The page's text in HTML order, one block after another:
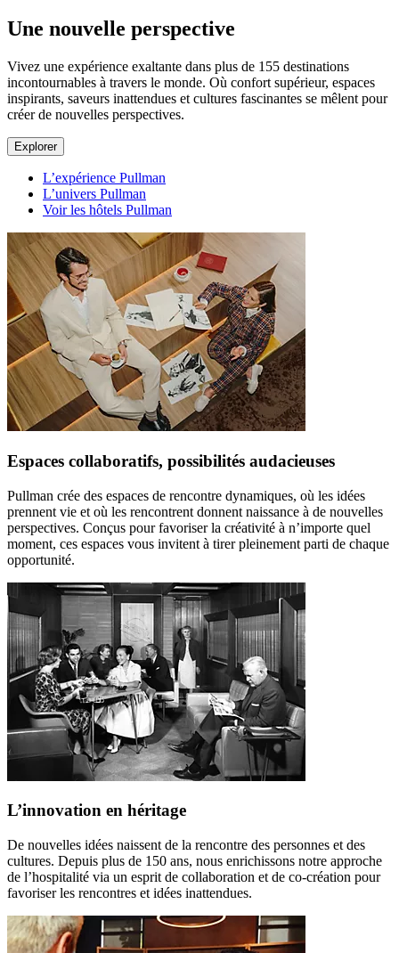
Une nouvelle perspective
Vivez une expérience exaltante dans plus de 155 destinations
incontournables à travers le monde. Où confort supérieur, espaces
inspirants, saveurs inattendues et cultures fascinantes se mêlent pour
créer de nouvelles perspectives.
Explorer
L’expérience Pullman
L’univers Pullman
Voir les hôtels Pullman
Espaces collaboratifs, possibilités audacieuses
Pullman crée des espaces de rencontre dynamiques, où les idées
prennent vie et où les rencontrent donnent naissance à de nouvelles
perspectives. Conçus pour favoriser la créativité à n’importe quel
moment, ces espaces vous invitent à tirer pleinement parti de chaque
opportunité.
L’innovation en héritage
De nouvelles idées naissent de la rencontre des personnes et des
cultures. Depuis plus de 150 ans, nous enrichissons notre approche
de l’hospitalité via un esprit de collaboration et de co-création pour
favoriser les rencontres et idées inattendues.